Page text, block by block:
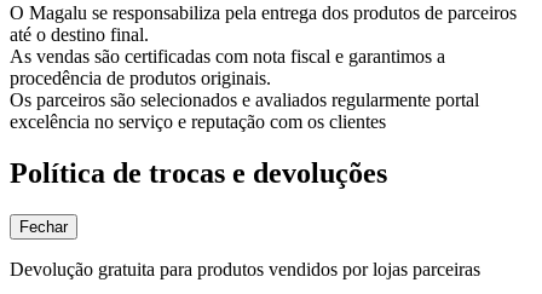
O Magalu se responsabiliza pela entrega dos produtos de parceiros
até o destino final.
As vendas são certificadas com nota fiscal e garantimos a
procedência de produtos originais.
Os parceiros são selecionados e avaliados regularmente portal
excelência no serviço e reputação com os clientes
Política de trocas e devoluções
Fechar
Devolução gratuita para produtos vendidos por lojas parceiras